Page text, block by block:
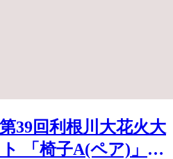
39回利根川大花火大
「椅子A(ペア)」